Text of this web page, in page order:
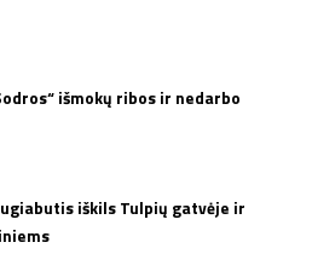
išmokų ribos ir nedarbo
iškils Tulpių gatvėje ir